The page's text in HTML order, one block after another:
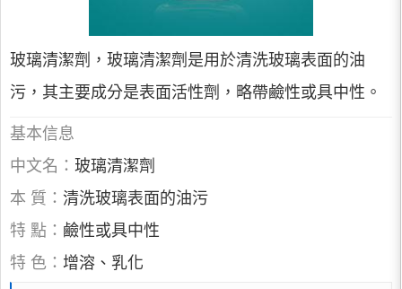
玻璃清潔劑，玻璃清潔劑是用於清洗玻璃表面的油
污，其主要成分是表面活性劑，略帶鹼性或具中性。
基本信息
中文名： 玻璃清潔劑
本 質： 清洗玻璃表面的油污
特 點： 鹼性或具中性
特 色： 增溶、乳化